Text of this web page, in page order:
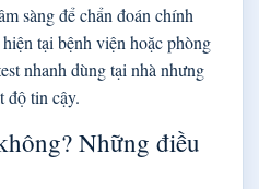
sàng để chẩn đoán chính
tại bệnh viện hoặc phòng
nhanh dùng tại nhà nhưng
độ tin cậy.
Những điều